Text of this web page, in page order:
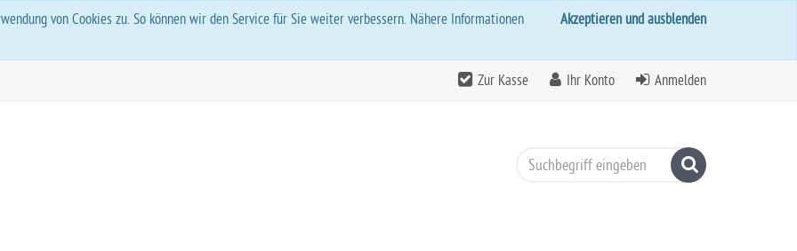
Akzeptieren und ausblenden
von Cookies zu. So können wir den Service für Sie weiter verbessern. Nähere Informationen
Zur Kasse Ihr Konto Anmelden
Suchen